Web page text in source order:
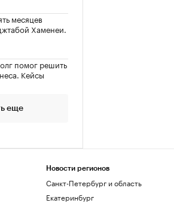
месяцев
Хаменеи.
помог решить
Кейсы
еще
Новости регионов
Санкт-Петербург и область
Екатеринбург